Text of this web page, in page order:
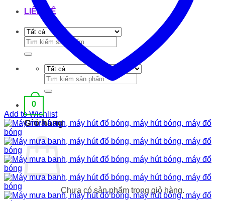
LIÊN HỆ
Tìm
kiếm:
Tìm
kiếm:
0
Giỏ hàng
Chưa có sản phẩm trong giỏ hàng.
Add to Wishlist